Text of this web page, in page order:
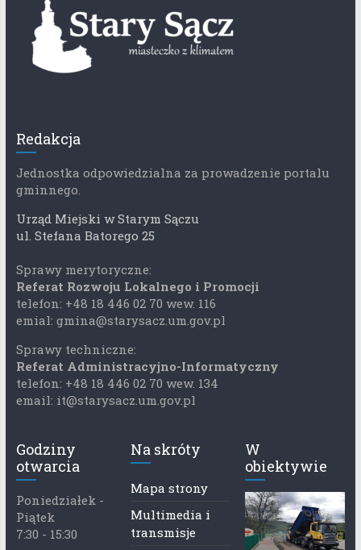
Redakcja
Jednostka odpowiedzialna za prowadzenie portalu
gminnego.
Urząd Miejski w Starym Sączu
ul. Stefana Batorego 25
Sprawy merytoryczne:
Referat Rozwoju Lokalnego i Promocji
telefon: +48 18 446 02 70 wew. 116
emial: gmina@starysacz.um.gov.pl
Sprawy techniczne:
Referat Administracyjno-Informatyczny
telefon: +48 18 446 02 70 wew. 134
email: it@starysacz.um.gov.pl
Godziny
otwarcia
Poniedziałek -
Piątek
7:30 - 15:30
Na skróty
Mapa strony
Multimedia i
transmisje
W
obiektywie